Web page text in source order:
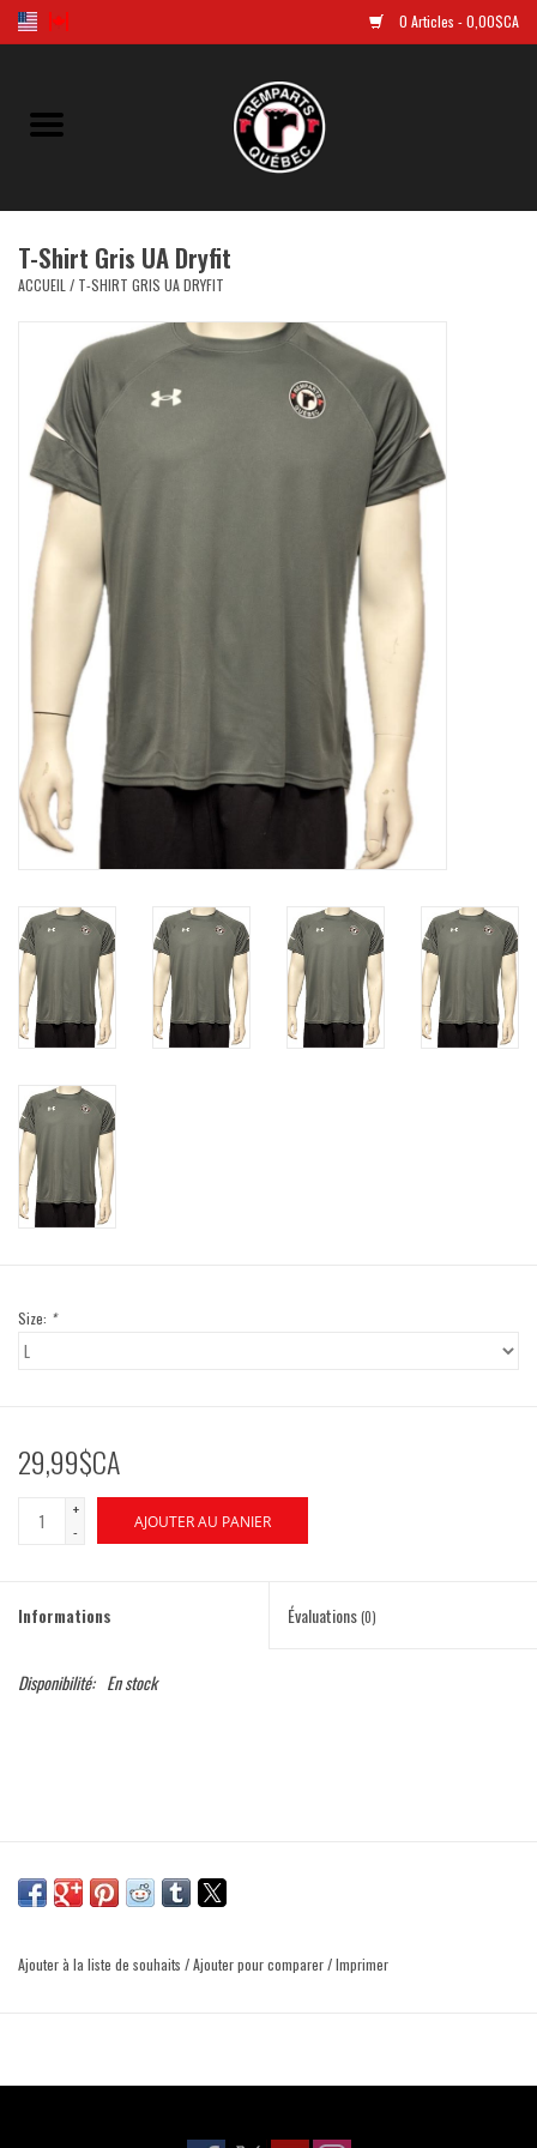
0 Articles - 0,00$CA
Accueil
Chandails Répliques
Tuques et casquettes
Souvenirs
Liquidation
T-Shirt Gris UA Dryfit
ACCUEIL / T-SHIRT GRIS UA DRYFIT
Size: *
29,99$CA
+
-
AJOUTER AU PANIER
Informations Évaluations(0)
Disponibilité: En stock
Ajouter à la liste de souhaits /Ajouter pour comparer/Imprimer